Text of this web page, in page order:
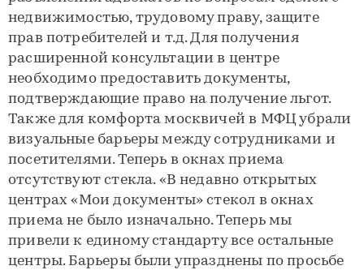
недвижимостью, трудовому праву, защите
прав потребителей и т.д. Для получения
расширенной консультации в центре
необходимо предоставить документы,
подтверждающие право на получение льгот.
Также для комфорта москвичей в МФЦ убрали
визуальные барьеры между сотрудниками и
посетителями. Теперь в окнах приема
отсутствуют стекла. «В недавно открытых
центрах «Мои документы» стекол в окнах
приема не было изначально. Теперь мы
привели к единому стандарту все остальные
центры. Барьеры были упразднены по просьбе